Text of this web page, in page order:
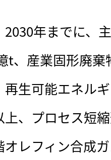
年までに、
t、産業固形廃
再生可能エネル
上、プロセス短
オレフィン合成